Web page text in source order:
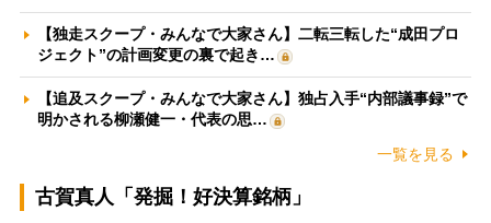
【独走スクープ・みんなで大家さん】二転三転した“成田プロ
ジェクト”の計画変更の裏で起き…
【追及スクープ・みんなで大家さん】独占入手“内部議事録”で
明かされる柳瀬健一・代表の思…
一覧を見る
古賀真人「発掘！好決算銘柄」